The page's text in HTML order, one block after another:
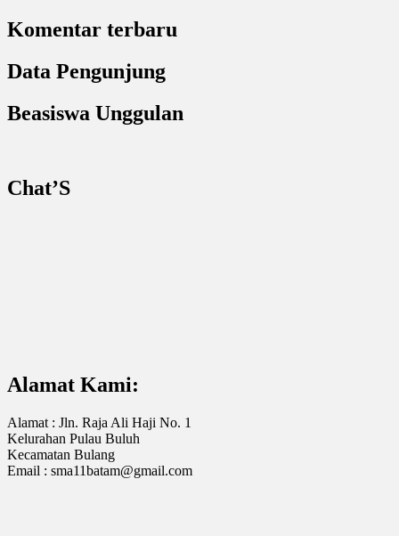
Komentar terbaru
Data Pengunjung
Beasiswa Unggulan
Chat’S
Alamat Kami:
Alamat : Jln. Raja Ali Haji No. 1
Kelurahan Pulau Buluh
Kecamatan Bulang
Email : sma11batam@gmail.com